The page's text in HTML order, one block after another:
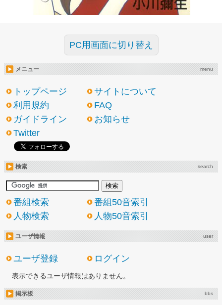
PC用画面に切り替え
メニュー menu
トップページ
サイトについて
利用規約
FAQ
ガイドライン
お知らせ
Twitter
検索 search
番組検索
番組50音索引
人物検索
人物50音索引
ユーザ情報 user
ユーザ登録 ログイン
表示できるユーザ情報はありません。
掲示板 bbs